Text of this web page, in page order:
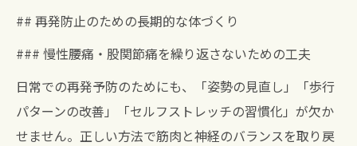
## 再発防止のための長期的な体づくり
### 慢性腰痛・股関節痛を繰り返さないための工夫
日常での再発予防のためにも、「姿勢の見直し」「歩行
パターンの改善」「セルフストレッチの習慣化」が欠か
せません。正しい方法で筋肉と神経のバランスを取り戻